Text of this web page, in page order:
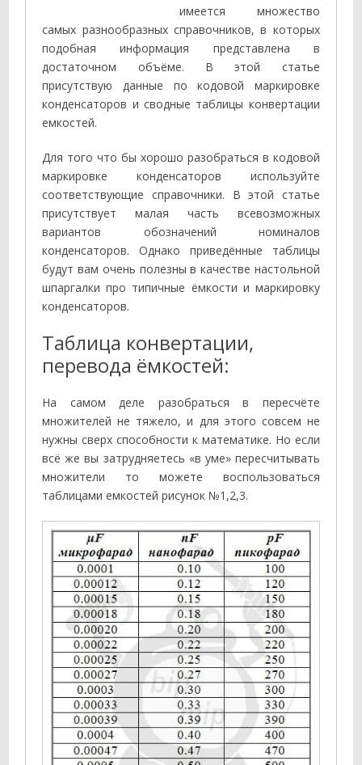
имеется множество
самых разнообразных справочников, в которых
подобная информация представлена в
достаточном объёме. В этой статье
присутствую данные по кодовой маркировке
конденсаторов и сводные таблицы конвертации
емкостей.
Для того что бы хорошо разобраться в кодовой
маркировке конденсаторов используйте
соответствующие справочники. В этой статье
присутствует малая часть всевозможных
вариантов обозначений номиналов
конденсаторов. Однако приведённые таблицы
будут вам очень полезны в качестве настольной
шпаргалки про типичные ёмкости и маркировку
конденсаторов.
Таблица конвертации,
перевода ёмкостей:
На самом деле разобраться в пересчёте
множителей не тяжело, и для этого совсем не
нужны сверх способности к математике. Но если
всё же вы затрудняетесь «в уме» пересчитывать
множители то можете воспользоваться
таблицами емкостей рисунок №1,2,3.